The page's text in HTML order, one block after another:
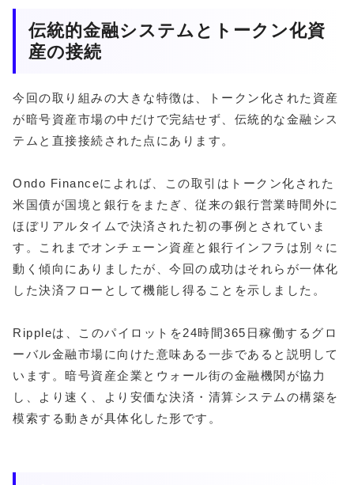
伝統的金融システムとトークン化資
産の接続
今回の取り組みの大きな特徴は、トークン化された資産
が暗号資産市場の中だけで完結せず、伝統的な金融シス
テムと直接接続された点にあります。
Ondo Financeによれば、この取引はトークン化された
米国債が国境と銀行をまたぎ、従来の銀行営業時間外に
ほぼリアルタイムで決済された初の事例とされていま
す。これまでオンチェーン資産と銀行インフラは別々に
動く傾向にありましたが、今回の成功はそれらが一体化
した決済フローとして機能し得ることを示しました。
Rippleは、このパイロットを24時間365日稼働するグロ
ーバル金融市場に向けた意味ある一歩であると説明して
います。暗号資産企業とウォール街の金融機関が協力
し、より速く、より安価な決済・清算システムの構築を
模索する動きが具体化した形です。